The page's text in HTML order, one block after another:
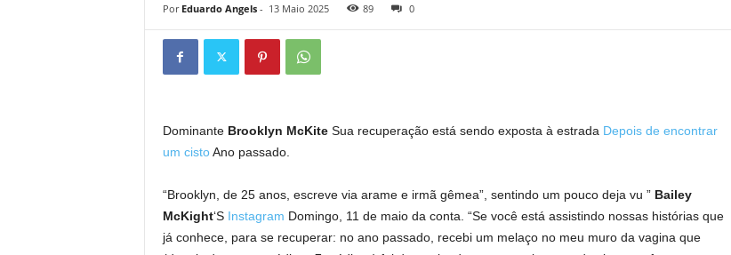
Por Eduardo Angels- 13 Maio 2025 89 0
Dominante Brooklyn McKiteSua recuperação está sendo exposta à estrada Depois de encontrar
um cistoAno passado.
“Brooklyn, de 25 anos, escreve via arame e irmã gêmea”, sentindo um pouco deja vu ” Bailey
McKight‘S Instagram Domingo, 11 de maio da conta. “Se você está assistindo nossas histórias que
já conhece, para se recuperar: no ano passado, recebi um melaço no meu muro da vagina que